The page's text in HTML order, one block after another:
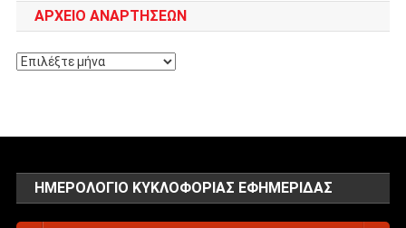
ΑΡΧΕΊΟ ΑΝΑΡΤΉΣΕΩΝ
Αρχείο
ΗΜΕΡΟΛΌΓΙΟ ΚΥΚΛΟΦΟΡΊΑΣ ΕΦΗΜΕΡΊΔΑΣ